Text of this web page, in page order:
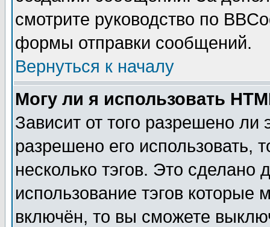
смотрите руководство по
формы отправки сообщений.
Вернуться к началу
Могу ли я использовать
Зависит от того разрешено
разрешено его использовать,
несколько тэгов. Это сделано
использование тэгов
включён, то вы сможете